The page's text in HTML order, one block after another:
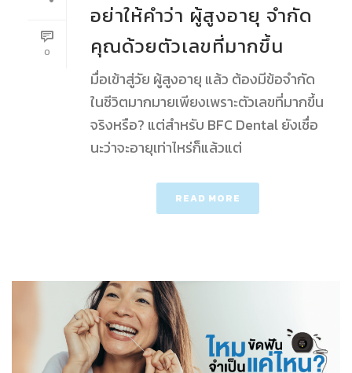
0
อย่าให้คำว่า ผู้สูงอายุ จำกัด
คุณด้วยตัวเลขที่มากขึ้น
มื่อเข้าสู่วัย ผู้สูงอายุ แล้ว ต้องมีข้อจำกัด
ในชีวิตมากมายเพียงเพราะตัวเลขที่มากขึ้น
จริงหรือ? แต่สำหรับ BFC Dental ยังเชื่อ
นะว่าจะอายุเท่าไหร่ก็แล้วแต่
READ MORE